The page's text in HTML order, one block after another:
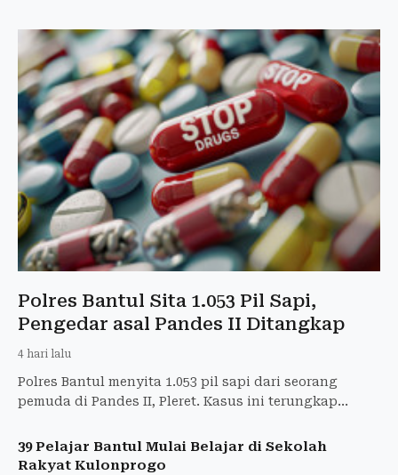
Polres Bantul Sita 1.053 Pil Sapi,
Pengedar asal Pandes II Ditangkap
4 hari lalu
Polres Bantul menyita 1.053 pil sapi dari seorang
pemuda di Pandes II, Pleret. Kasus ini terungkap
39 Pelajar Bantul Mulai Belajar di Sekolah
Rakyat Kulonprogo